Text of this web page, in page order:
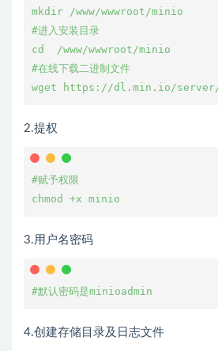
mkdir /www/wwwroot/minio
#进入安装目录
cd  /www/wwwroot/minio
#在线下载二进制文件
2.提权
#赋予权限
3.用户名密码
4.创建存储目录及日志文件